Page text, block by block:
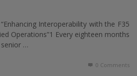
Interoperability with the F35
Operations”1 Every eighteen months
senior …
0 Comments